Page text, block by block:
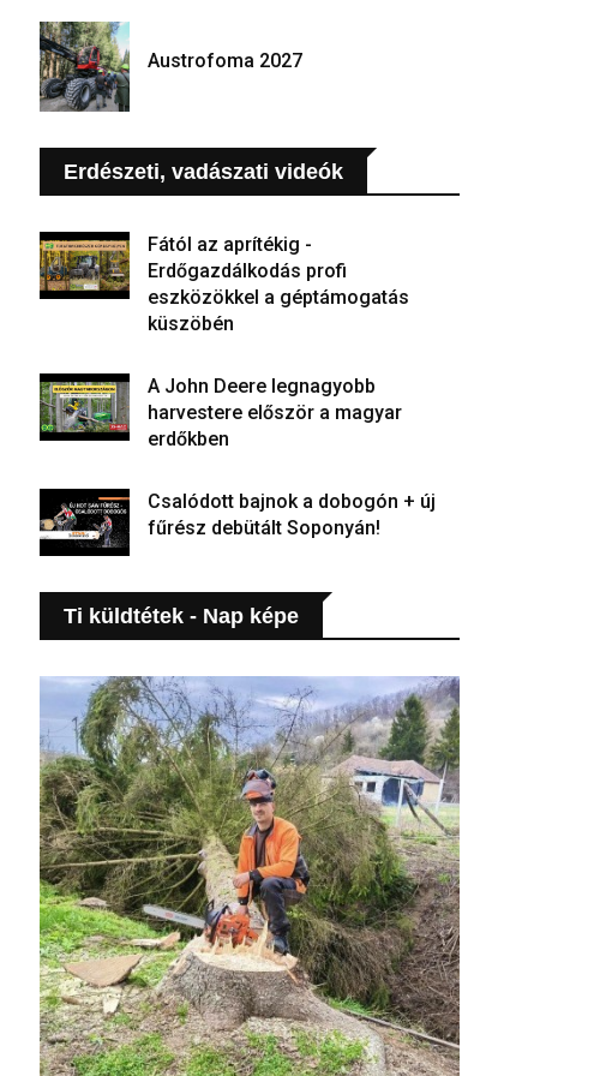
Austrofoma 2027
Erdészeti, vadászati videók
Fától az aprítékig -
Erdőgazdálkodás profi
eszközökkel a géptámogatás
küszöbén
A John Deere legnagyobb
harvestere először a magyar
erdőkben
Csalódott bajnok a dobogón + új
fűrész debütált Soponyán!
Ti küldtétek - Nap képe